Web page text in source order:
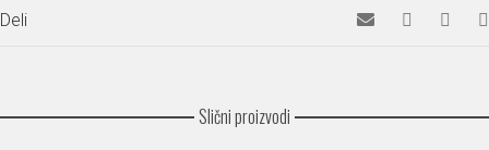
Deli
Slični proizvodi